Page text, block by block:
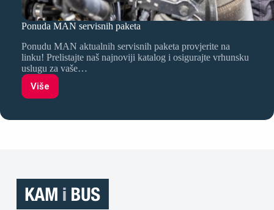
Ponuda MAN servisnih paketa
Ponudu MAN aktualnih servisnih paketa provjerite na
linku! Prelistajte naš najnoviji katalog i osigurajte vrhunsku
uslugu za vaše…
VišePonuda
MAN